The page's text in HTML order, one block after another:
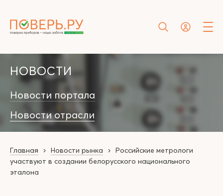
НОВОСТИ
Новости портала
Новости отрасли
Главная Новости рынка
Российские метрологи
участвуют в создании белорусского национального
эталона